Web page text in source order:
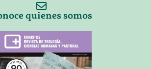
quienes somos